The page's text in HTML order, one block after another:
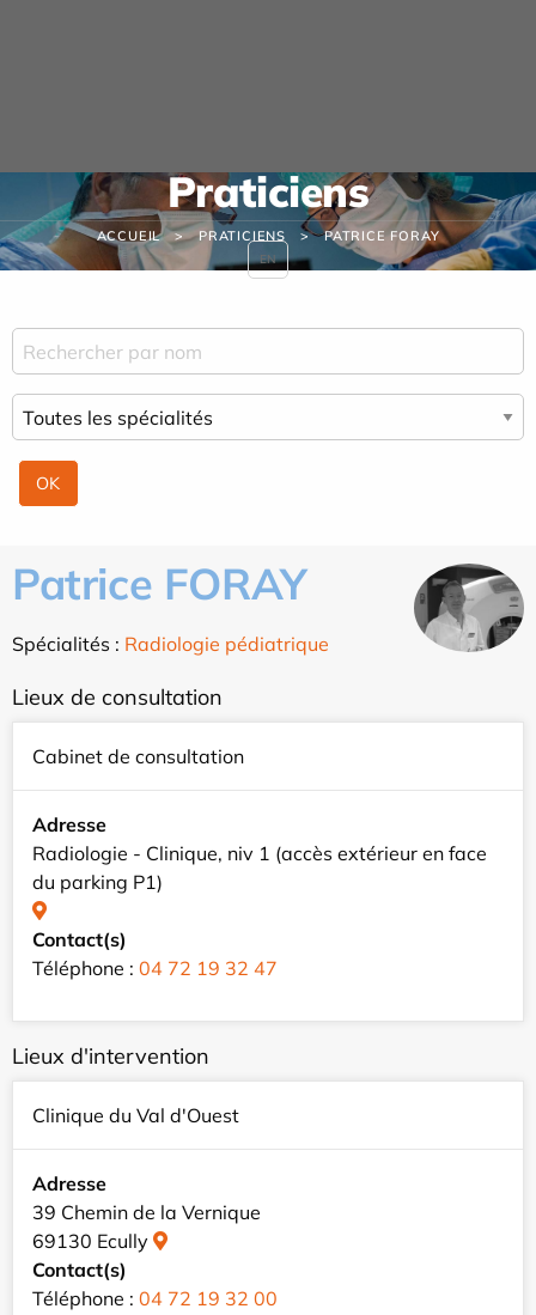
Praticiens
ACCUEIL PRATICIENS PATRICE FORAY
Patrice FORAY
Spécialités : Radiologie pédiatrique
Lieux de consultation
Cabinet de consultation
Adresse
Radiologie - Clinique, niv 1 (accès extérieur en face
du parking P1)
Contact(s)
Téléphone : 04 72 19 32 47
Lieux d'intervention
Clinique du Val d'Ouest
Adresse
39 Chemin de la Vernique
69130 Ecully
Contact(s)
Téléphone : 04 72 19 32 00
EN